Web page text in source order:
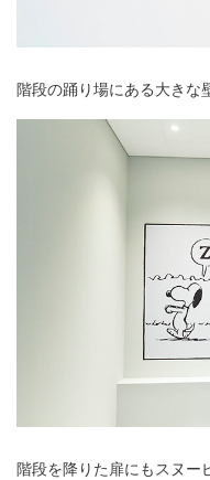
階段の踊り場にある大きな
階段を降りた扉にもスヌー